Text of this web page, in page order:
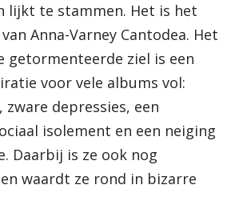
lijkt te stammen. Het is het
Anna-Varney Cantodea. Het
getormenteerde ziel is een
voor vele albums vol:
zware depressies, een
isolement en een neiging
Daarbij is ze ook nog
waardt ze rond in bizarre